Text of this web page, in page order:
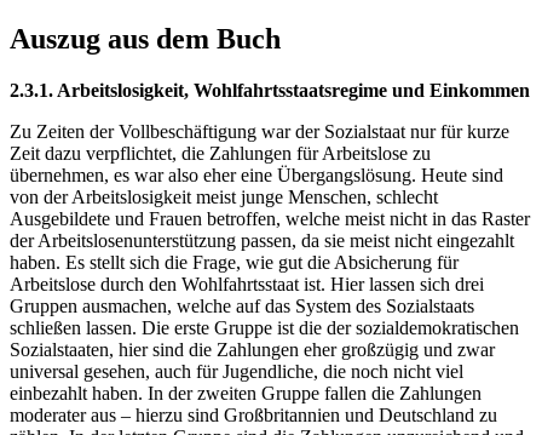
Auszug aus dem Buch
2.3.1. Arbeitslosigkeit, Wohlfahrtsstaatsregime und Einkommen
Zu Zeiten der Vollbeschäftigung war der Sozialstaat nur für kurze
Zeit dazu verpflichtet, die Zahlungen für Arbeitslose zu
übernehmen, es war also eher eine Übergangslösung. Heute sind
von der Arbeitslosigkeit meist junge Menschen, schlecht
Ausgebildete und Frauen betroffen, welche meist nicht in das Raster
der Arbeitslosenunterstützung passen, da sie meist nicht eingezahlt
haben. Es stellt sich die Frage, wie gut die Absicherung für
Arbeitslose durch den Wohlfahrtsstaat ist. Hier lassen sich drei
Gruppen ausmachen, welche auf das System des Sozialstaats
schließen lassen. Die erste Gruppe ist die der sozialdemokratischen
Sozialstaaten, hier sind die Zahlungen eher großzügig und zwar
universal gesehen, auch für Jugendliche, die noch nicht viel
einbezahlt haben. In der zweiten Gruppe fallen die Zahlungen
moderater aus – hierzu sind Großbritannien und Deutschland zu